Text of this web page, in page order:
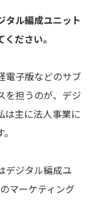
ル編成ユニット
ださい。
電子版などのサブ
を担うのが、デジ
は主に法人事業に
デジタル編成ユ
マーケティング